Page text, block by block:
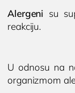
Alergeni su
reakciju.
U odnosu na
organizmom